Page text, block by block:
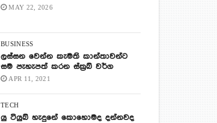
MAY 22, 2026
BUSINESS
ලස්සන වෙන්න කැමති කාන්තාවන්ට
සම පැහැපත් කරන ස්ක්‍රබ් වර්ග
APR 11, 2021
TECH
යු ටියුබ් හැදුනේ කොහොමද දන්නවද